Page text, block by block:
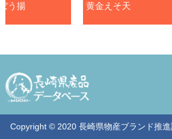
う揚 黄金えそ天
Copyright © 2020 長崎県物産ブランド推進